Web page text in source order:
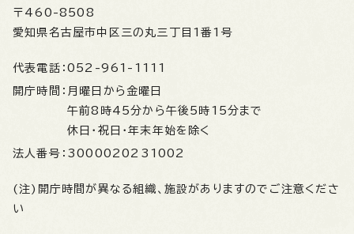
〒460-8508
愛知県名古屋市中区三の丸三丁目1番1号
代表電話： 052-961-1111
開庁時間： 月曜日から金曜日
午前8時45分から午後5時15分まで
休日・祝日・年末年始を除く
法人番号： 3000020231002
(注)開庁時間が異なる組織、施設がありますのでご注意くださ
い